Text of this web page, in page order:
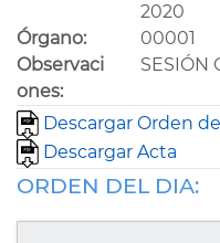
2020
Órgano: 00001
Observaci
ones:
SESIÓN
Descargar Orden
Descargar Acta
ORDEN DEL DIA: